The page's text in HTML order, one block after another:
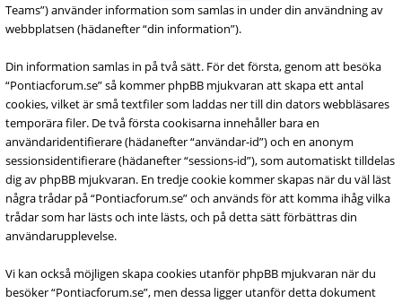
Teams”) använder information som samlas in under din användning av
webbplatsen (hädanefter “din information”).
Din information samlas in på två sätt. För det första, genom att besöka
“Pontiacforum.se” så kommer phpBB mjukvaran att skapa ett antal
cookies, vilket är små textfiler som laddas ner till din dators webbläsares
temporära filer. De två första cookisarna innehåller bara en
användaridentifierare (hädanefter “användar-id”) och en anonym
sessionsidentifierare (hädanefter “sessions-id”), som automatiskt tilldelas
dig av phpBB mjukvaran. En tredje cookie kommer skapas när du väl läst
några trådar på “Pontiacforum.se” och används för att komma ihåg vilka
trådar som har lästs och inte lästs, och på detta sätt förbättras din
användarupplevelse.
Vi kan också möjligen skapa cookies utanför phpBB mjukvaran när du
besöker “Pontiacforum.se”, men dessa ligger utanför detta dokument